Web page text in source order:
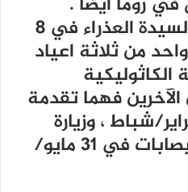
يُحتفل بعيد ميلاد السيدة العذراء في 8
من ثلاثة اعياد
فهما تقدمة
في 2فبراير/شباط ، وزيارة
العذراء لنسيبتها اليصابات في 31 مايو/